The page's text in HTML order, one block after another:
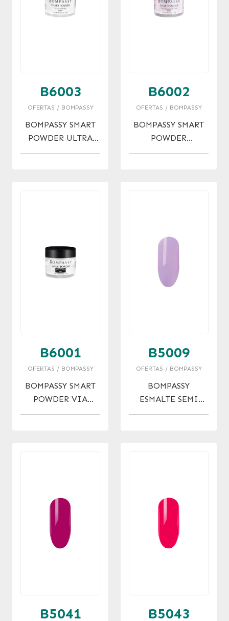
B6003
OFERTAS / BOMPASSY
BOMPASSY SMART
POWDER ULTRA
WHITE
B6002
OFERTAS / BOMPASSY
BOMPASSY SMART
POWDER
TRANSLUCENT
B6001
OFERTAS / BOMPASSY
BOMPASSY SMART
POWDER VIA
LACTEA X 30 GR.
B5009
OFERTAS / BOMPASSY
BOMPASSY
ESMALTE SEMI
BEAUTY JUNKIE
B5041 B5043